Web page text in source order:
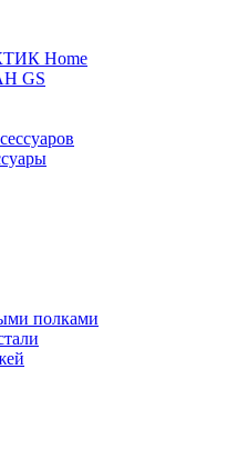
Home
GS
полками